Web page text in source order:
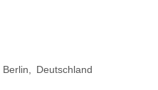
Berlin
Deutschland